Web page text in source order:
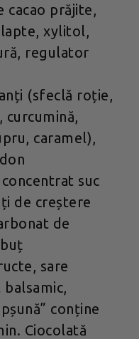
cacao prăjite,
xylitol,
regulator
(sfeclă roție,
caramel),
concentrat suc
de creștere
de
sare
conține
Ciocolată